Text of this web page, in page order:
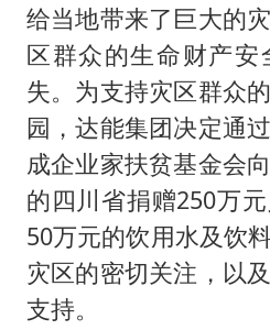
白海豚
《欢迎
茅台部
酒店回
给当地带来了巨大的
区群众的生命财产安
失。为支持灾区群众
园，达能集团决定通
成企业家扶贫基金会
的四川省捐赠250万
50万元的饮用水及饮
灾区的密切关注，以
支持。